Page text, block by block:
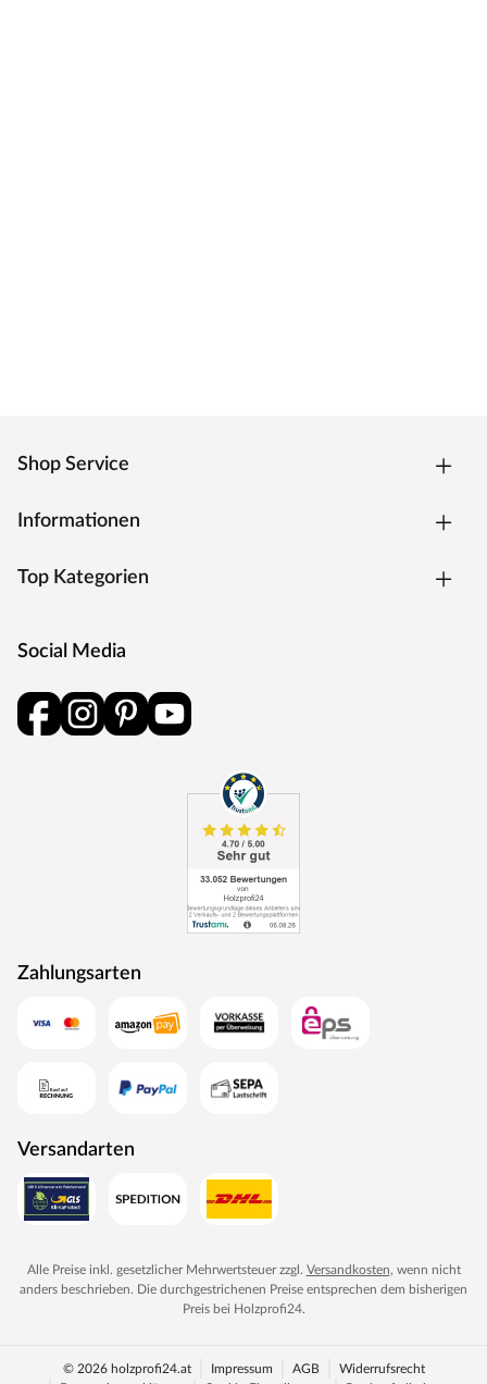
Shop Service
Informationen
Top Kategorien
Social Media
Zahlungsarten
Versandarten
Alle Preise inkl. gesetzlicher Mehrwertsteuer zzgl. Versandkosten, wenn nicht
anders beschrieben. Die durchgestrichenen Preise entsprechen dem bisherigen
Preis bei Holzprofi24.
© 2026 holzprofi24.at Impressum AGB
Widerrufsrecht